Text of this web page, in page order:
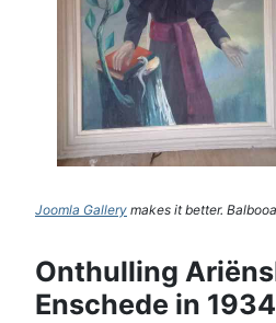
Joomla Gallery makes it better.
Onthulling
Enschede in 1934